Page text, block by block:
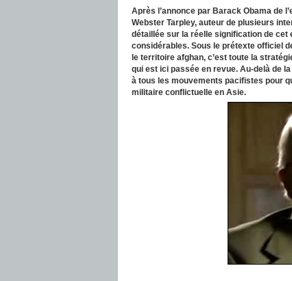
Après l’annonce par Barack Obama de
Webster Tarpley, auteur de plusieurs
détaillée sur la réelle signification de
considérables. Sous le prétexte officiel
le territoire afghan, c’est toute la
qui est ici passée en revue. Au-delà de
à tous les mouvements pacifistes pour
militaire conflictuelle en Asie.